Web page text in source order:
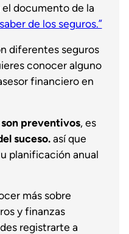
documento de la
de los seguros.”
diferentes seguros
conocer alguno
financiero en
son preventivos, es
suceso.así que
planificación anual
más sobre
y finanzas
registrarte a